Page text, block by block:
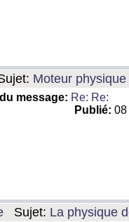
Moteur
message: Re: Re:
Publié:
Sujet: La physique